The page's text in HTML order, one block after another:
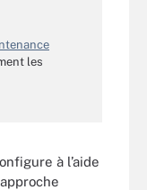
les
à l’aide